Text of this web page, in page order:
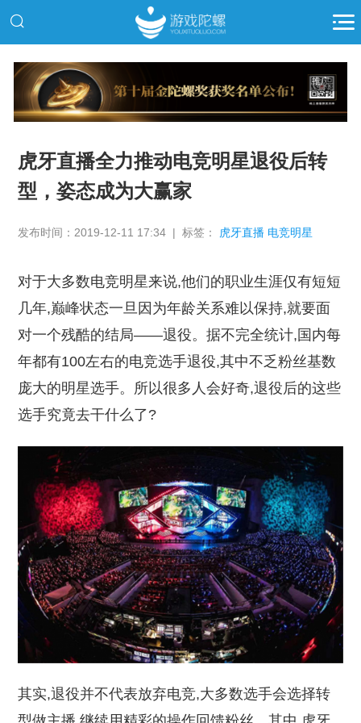
推广
虎牙直播全力推动电竞明星退役后转
型，姿态成为大赢家
发布时间：2019-12-11 17:34 | 标签： 虎牙直播 电竞明星
对于大多数电竞明星来说,他们的职业生涯仅有短短
几年,巅峰状态一旦因为年龄关系难以保持,就要面
对一个残酷的结局——退役。据不完全统计,国内每
年都有100左右的电竞选手退役,其中不乏粉丝基数
庞大的明星选手。所以很多人会好奇,退役后的这些
选手究竟去干什么了?
其实,退役并不代表放弃电竞,大多数选手会选择转